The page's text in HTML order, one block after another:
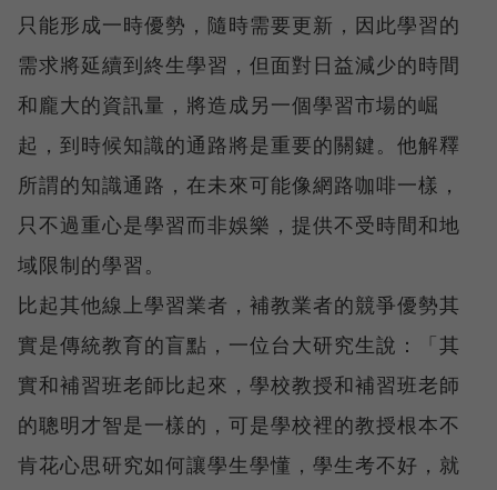
只能形成一時優勢，隨時需要更新，因此學習的
需求將延續到終生學習，但面對日益減少的時間
和龐大的資訊量，將造成另一個學習市場的崛
起，到時候知識的通路將是重要的關鍵。他解釋
所謂的知識通路，在未來可能像網路咖啡一樣，
只不過重心是學習而非娛樂，提供不受時間和地
域限制的學習。
比起其他線上學習業者，補教業者的競爭優勢其
實是傳統教育的盲點，一位台大研究生說：「其
實和補習班老師比起來，學校教授和補習班老師
的聰明才智是一樣的，可是學校裡的教授根本不
肯花心思研究如何讓學生學懂，學生考不好，就